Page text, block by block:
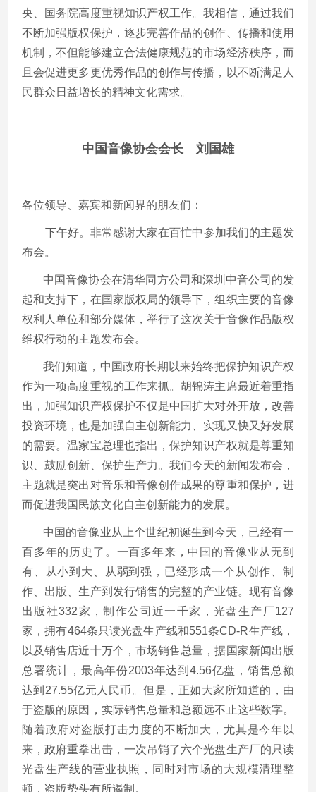
央、国务院高度重视知识产权工作。我相信，通过我们
不断加强版权保护，逐步完善作品的创作、传播和使用
机制，不但能够建立合法健康规范的市场经济秩序，而
且会促进更多更优秀作品的创作与传播，以不断满足人
民群众日益增长的精神文化需求。
中国音像协会会长 刘国雄
各位领导、嘉宾和新闻界的朋友们：
下午好。非常感谢大家在百忙中参加我们的主题发
布会。
中国音像协会在清华同方公司和深圳中音公司的发
起和支持下，在国家版权局的领导下，组织主要的音像
权利人单位和部分媒体，举行了这次关于音像作品版权
维权行动的主题发布会。
我们知道，中国政府长期以来始终把保护知识产权
作为一项高度重视的工作来抓。胡锦涛主席最近着重指
出，加强知识产权保护不仅是中国扩大对外开放，改善
投资环境，也是加强自主创新能力、实现又快又好发展
的需要。温家宝总理也指出，保护知识产权就是尊重知
识、鼓励创新、保护生产力。我们今天的新闻发布会，
主题就是突出对音乐和音像创作成果的尊重和保护，进
而促进我国民族文化自主创新能力的发展。
中国的音像业从上个世纪初诞生到今天，已经有一
百多年的历史了。一百多年来，中国的音像业从无到
有、从小到大、从弱到强，已经形成一个从创作、制
作、出版、生产到发行销售的完整的产业链。现有音像
出版社332家，制作公司近一千家，光盘生产厂127
家，拥有464条只读光盘生产线和551条CD-R生产线，
以及销售店近十万个，市场销售总量，据国家新闻出版
总署统计，最高年份2003年达到4.56亿盘，销售总额
达到27.55亿元人民币。但是，正如大家所知道的，由
于盗版的原因，实际销售总量和总额远不止这些数字。
随着政府对盗版打击力度的不断加大，尤其是今年以
来，政府重拳出击，一次吊销了六个光盘生产厂的只读
光盘生产线的营业执照，同时对市场的大规模清理整
顿，盗版势头有所遏制。